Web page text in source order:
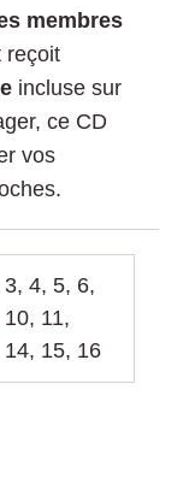
membres
reçoit
incluse sur
ce CD
vos
4, 5, 6,
11,
14, 15, 16